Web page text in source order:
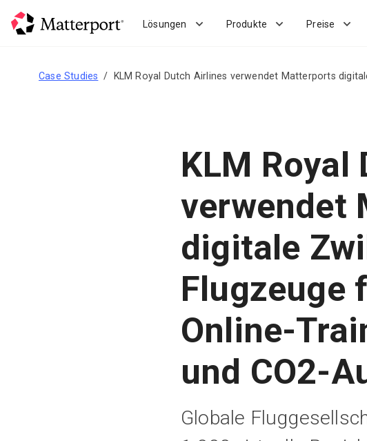
Lösungen Produkte Preise
Case Studies KLM Royal Dutch Airlines verwendet Matterports
KLM Royal
verwendet
digitale
Flugzeuge
Online-
und CO2-
Globale